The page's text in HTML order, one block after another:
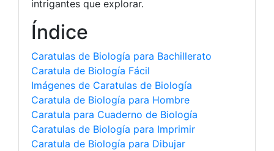
intrigantes que explorar.
Índice
Caratulas de Biología para Bachillerato
Caratula de Biología Fácil
Imágenes de Caratulas de Biología
Caratula de Biología para Hombre
Caratula para Cuaderno de Biología
Caratulas de Biología para Imprimir
Caratula de Biología para Dibujar